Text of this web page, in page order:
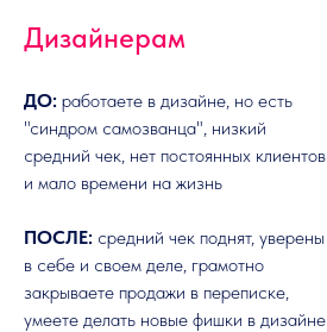
Дизайнерам
ДО: работаете в дизайне, но есть
"синдром самозванца", низкий
средний чек, нет постоянных клиентов
и мало времени на жизнь
ПОСЛЕ: средний чек поднят, уверены
в себе и своем деле, грамотно
закрываете продажи в переписке,
умеете делать новые фишки в дизайне